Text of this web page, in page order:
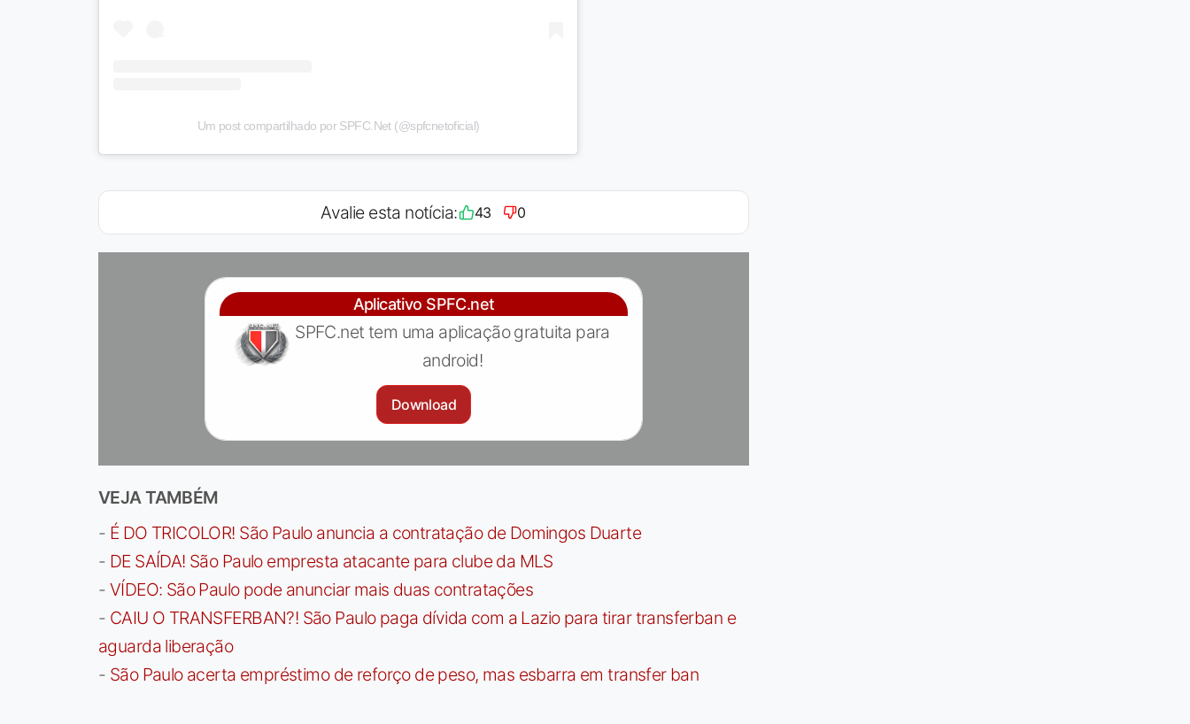
Um post compartilhado por SPFC.Net (@spfcnetoficial)
Avalie esta notícia: 43 0
Aplicativo SPFC.net
SPFC.net tem uma aplicação gratuita para
android!
Download
VEJA TAMBÉM
- É DO TRICOLOR! São Paulo anuncia a contratação de Domingos Duarte
- DE SAÍDA! São Paulo empresta atacante para clube da MLS
- VÍDEO: São Paulo pode anunciar mais duas contratações
- CAIU O TRANSFERBAN?! São Paulo paga dívida com a Lazio para tirar transferban e
aguarda liberação
- São Paulo acerta empréstimo de reforço de peso, mas esbarra em transfer ban